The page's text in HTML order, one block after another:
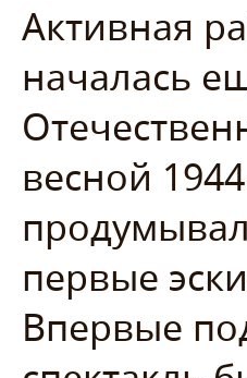
Активная
началась
весной
первые
Впервые